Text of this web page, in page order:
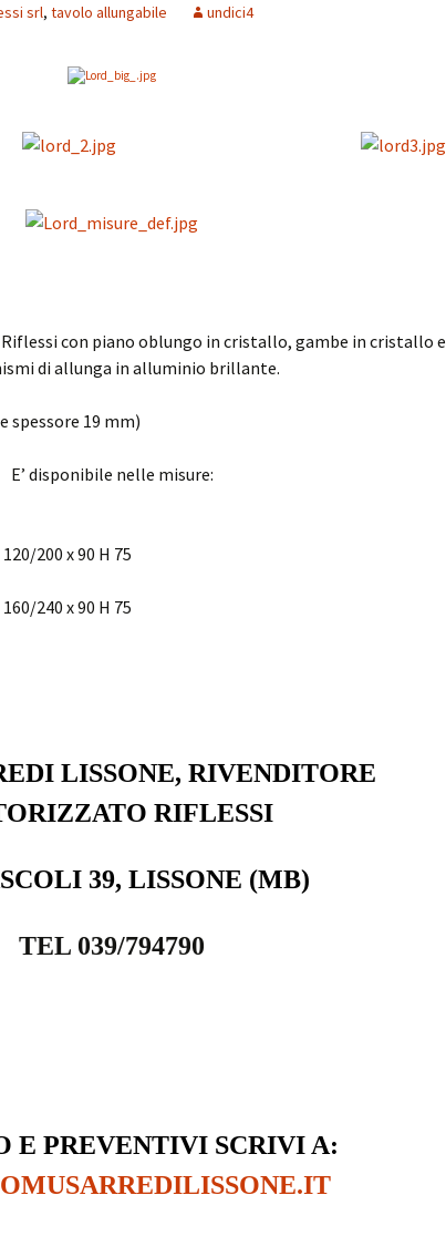
srl, tavolo allungabile undici4
con piano oblungo in cristallo, gambe in cristallo e
di allunga in alluminio brillante.
spessore 19 mm)
E’ disponibile nelle misure:
120/200 x 90 H 75
160/240 x 90 H 75
LISSONE, RIVENDITORE
RIFLESSI
39, LISSONE (MB)
TEL 039/794790
E PREVENTIVI SCRIVI A: